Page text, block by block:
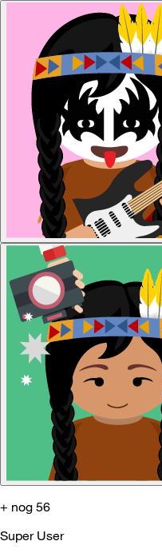
+ nog 56
Super User